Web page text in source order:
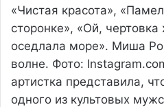
«Чистая красота»,
сторонке», «Ой,
оседлала море». Миша
волне. Фото:
артистка представила,
одного из культовых